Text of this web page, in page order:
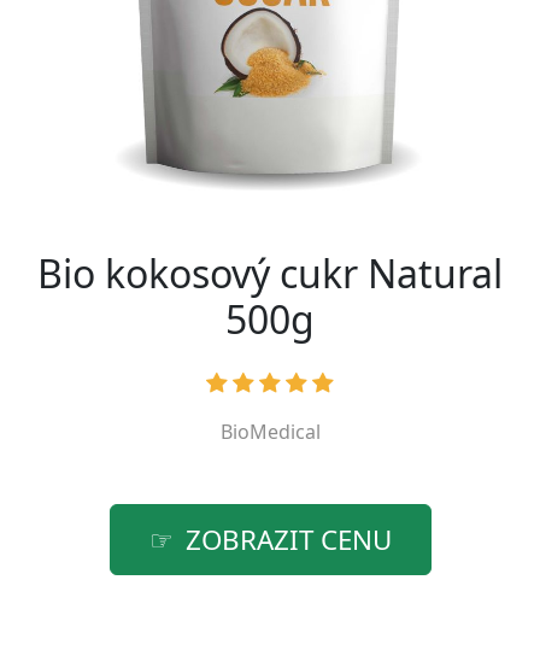
Bio kokosový cukr Natural
500g
BioMedical
ZOBRAZIT CENU